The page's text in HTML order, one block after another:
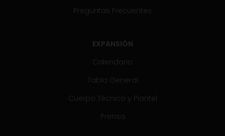
Preguntas Frecuentes
EXPANSIÓN
Calendario
Tabla General
Cuerpo Técnico y Plantel
Prensa